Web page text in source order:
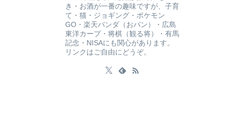
き・お酒が一番の趣味ですが、子育
て・猫・ジョギング・ポケモン
GO・楽天パンダ（おパン）・広島
東洋カープ・将棋（観る将）・有馬
記念・NISAにも関心があります。
リンクはご自由にどうぞ。